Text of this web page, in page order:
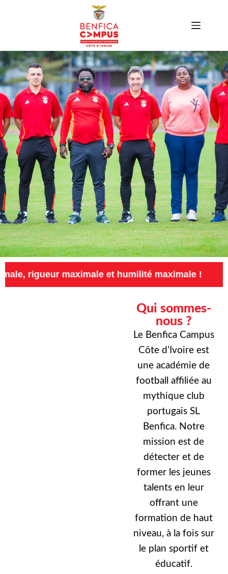
maximale et humilité maximale ! Exigence
Qui sommes-
nous ?
Le Benfica Campus
Côte d’Ivoire est
une académie de
football affiliée au
mythique club
portugais SL
Benfica. Notre
mission est de
détecter et de
former les jeunes
talents en leur
offrant une
formation de haut
niveau, à la fois sur
le plan sportif et
éducatif.